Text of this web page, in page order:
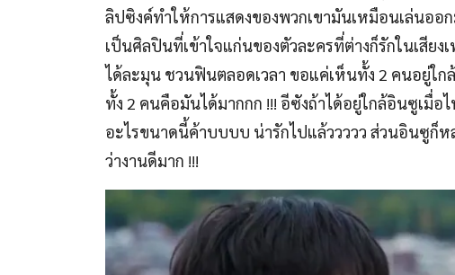
ลิปซิงค์ทำให้การแสดงของพวกเขามันเหมือนเล่นออ
เป็นศิลปินที่เข้าใจแก่นของตัวละครที่ต่างก็รักในเสีย
ได้ละมุน ชวนฟินตลอดเวลา ขอแค่เห็นทั้ง 2 คนอยู่ใ
ทั้ง 2 คนคือมันได้มากกก !!! อีซังถ้าได้อยู่ใกล้อินซูเมื่อ
อะไรขนาดนี้ค้าบบบบ น่ารักไปแล้ววววว ส่วนอินซูก็
ว่างานดีมาก !!!